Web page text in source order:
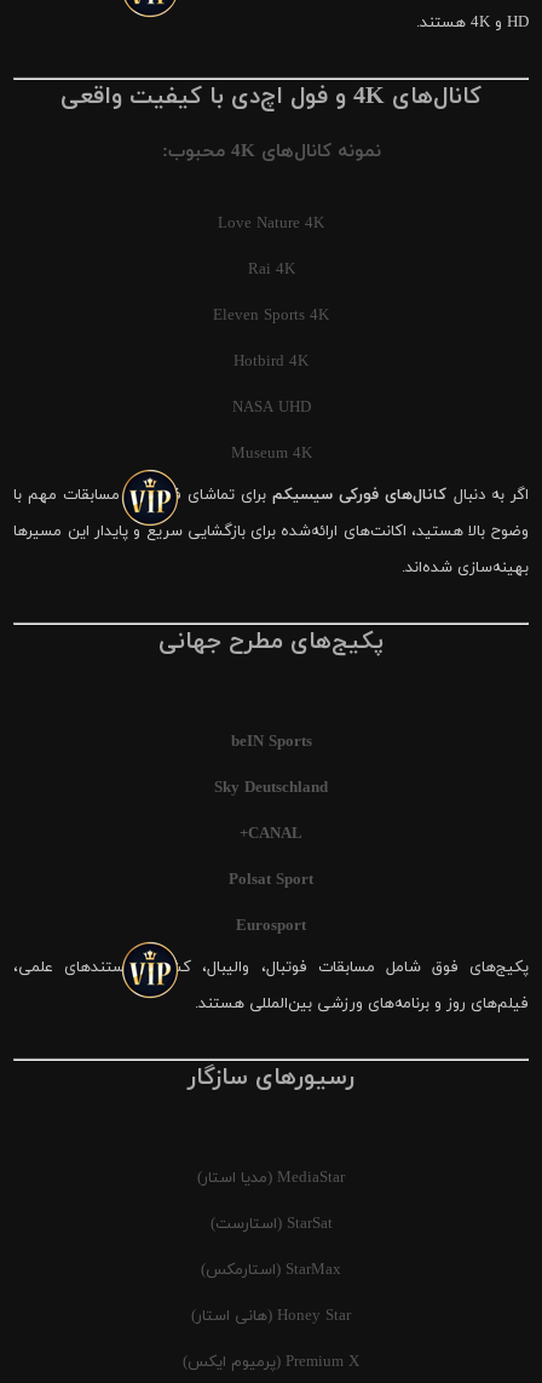
HD و 4K هستند.
کانال‌های 4K و فول اچ‌دی با کیفیت واقعی
نمونه کانال‌های 4K محبوب:
Love Nature 4K
Rai 4K
Eleven Sports 4K
Hotbird 4K
NASA UHD
Museum 4K
اگر به دنبال کانال‌های فورکی سیسیکمبرای تماشای فوتبال و مسابقات مهم با
وضوح بالا هستید، اکانت‌های ارائه‌شده برای بازگشایی سریع و پایدار این مسیرها
بهینه‌سازی شده‌اند.
پکیج‌های مطرح جهانی
beIN Sports
Sky Deutschland
CANAL+
Polsat Sport
Eurosport
پکیج‌های فوق شامل مسابقات فوتبال، والیبال، کشتی، مستندهای علمی،
فیلم‌های روز و برنامه‌های ورزشی بین‌المللی هستند.
رسیورهای سازگار
MediaStar (مدیا استار)
StarSat (استارست)
StarMax (استارمکس)
Honey Star (هانی استار)
Premium X (پرمیوم ایکس)